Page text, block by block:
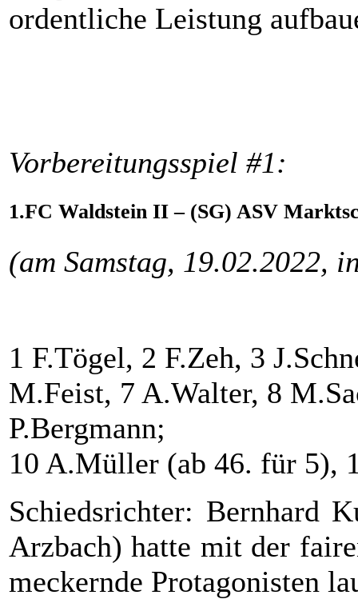
ordentliche Leistung
Vorbereitungsspiel #1:
1.FC Waldstein II – (SG) ASV
(am Samstag, 19.02.2022,
1 F.Tögel, 2 F.Zeh, 3
M.Feist, 7 A.Walter, 8
P.Bergmann;
10 A.Müller (ab 46. für 5),
Schiedsrichter: Bernhard
Arzbach) hatte mit der
meckernde Protagonisten